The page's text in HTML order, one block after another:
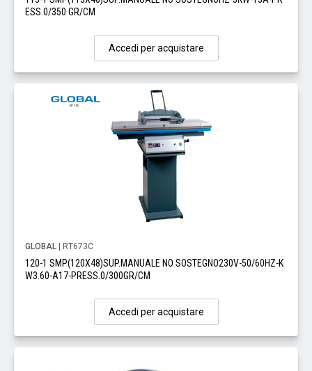
ESS.0/350 GR/CM
Accedi per acquistare
GLOBAL | RT673C
120-1 SMP(120X48)SUP.MANUALE NO SOSTEGNO230V-50/60HZ-K
W3.60-A17-PRESS.0/300GR/CM
Accedi per acquistare